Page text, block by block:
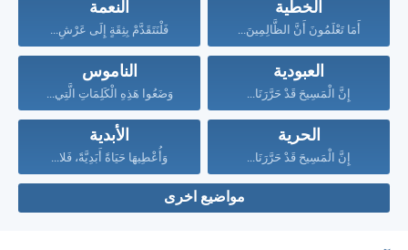
الخطية
أَمَا تَعْلَمُونَ أَنَّ الظَّالِمِينَ...
النعمة
فَلْنَتَقَدَّمْ بِثِقَةٍ إِلَى عَرْشِ...
العبودية
إِنَّ الْمَسِيحَ قَدْ حَرَّرَنَا...
الناموس
وَضَعُوا هَذِهِ الْكَلِمَاتِ الَّتِي...
الحرية
إِنَّ الْمَسِيحَ قَدْ حَرَّرَنَا...
الأبدية
وَأُعْطِيهَا حَيَاةً أَبَدِيَّةً، فَلا...
مواضيع اخرى